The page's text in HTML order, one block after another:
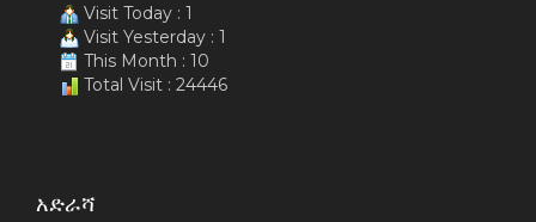
Visit Today : 1
Visit Yesterday : 1
This Month : 10
Total Visit : 24446
አድራሻ